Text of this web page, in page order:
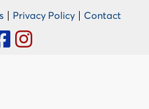
Privacy Policy Contact